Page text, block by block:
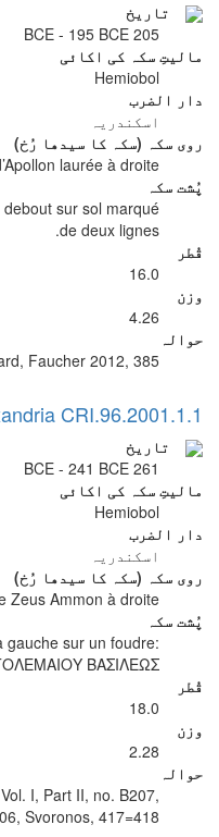
تاریخ
205 BCE - 195 BCE
مالیتِ سکہ کی اکائی
Hemiobol
دار الضرب
اسکندریہ
روی سکہ (سکہ کا سیدھا رُخ)
laurée à droite.
پُشت سکہ
sur sol marqué
de deux lignes.
قُطر
16.0
وزن
4.26
حوالہ
Faucher 2012, 385
CRI.96.2001.1.1
تاریخ
261 BCE - 241 BCE
مالیتِ سکہ کی اکائی
Hemiobol
دار الضرب
اسکندریہ
روی سکہ (سکہ کا سیدھا رُخ)
Zeus Ammon à droite.
پُشت سکہ
gauche sur un foudre:
ΒΑΣΙΛΕΩΣ
قُطر
18.0
وزن
2.28
حوالہ
I, Part II, no. B207,
Svoronos, 417=418